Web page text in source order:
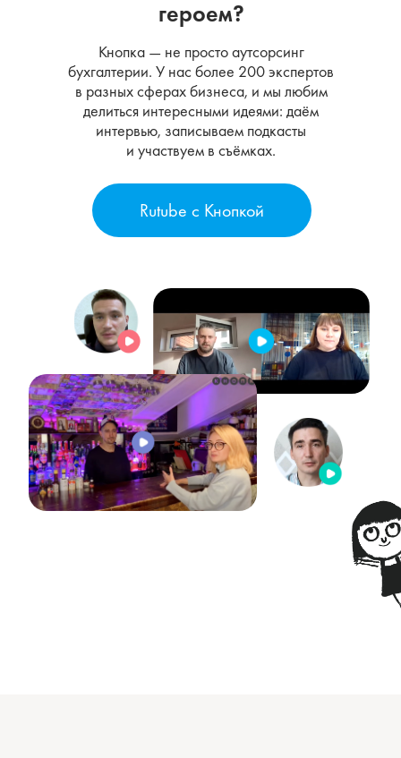
героем?
Кнопка — не просто аутсорсинг
бухгалтерии. У нас более 200 экспертов
в разных сферах бизнеса, и мы любим
делиться интересными идеями: даём
интервью, записываем подкасты
и участвуем в съёмках.
Rutube с Кнопкой